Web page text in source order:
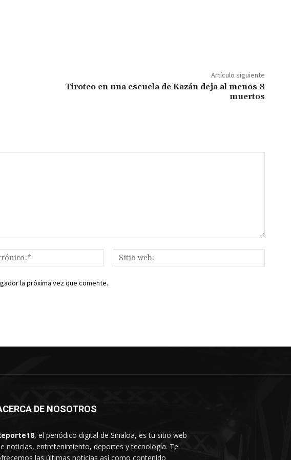
Artículo siguiente
Tiroteo en una escuela de Kazán deja al menos 8
muertos
Correo
electrónico:*
web:
la próxima vez que comente.
DE NOSOTROS
, el periódico digital de Sinaloa, es tu sitio web
noticias, entretenimiento, deportes y tecnología. Te
las últimas noticias así como contenido